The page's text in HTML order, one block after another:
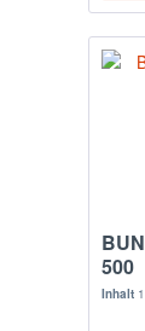
500
Inhalt